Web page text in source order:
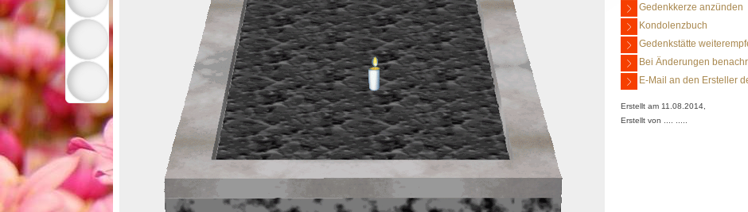
Gedenkkerze anzünden
Kondolenzbuch
Gedenkstätte
Bei Änderungen
E-Mail an den Ersteller
Erstellt am 11.08.2014,
Erstellt von .... .....